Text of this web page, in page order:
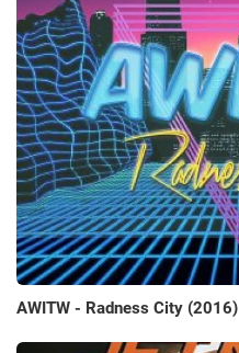
AWITW - Radness City (2016)